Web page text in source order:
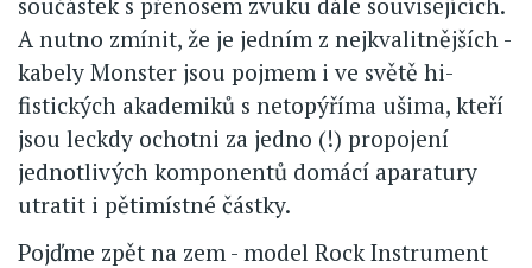
A nutno zmínit, že je jedním z nejkvalitnějších -
kabely Monster jsou pojmem i ve světě hi-
fistických akademiků s netopýříma ušima, kteří
jsou leckdy ochotni za jedno (!) propojení
jednotlivých komponentů domácí aparatury
utratit i pětimístné částky.
Pojďme zpět na zem - model Rock Instrument